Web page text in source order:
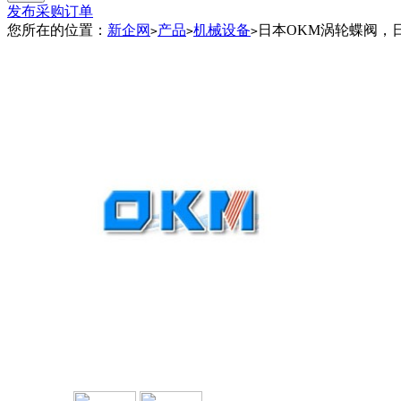
发布采购订单
您所在的位置： 新企网 >产品>机械设备> 日本OKM涡轮蝶阀，